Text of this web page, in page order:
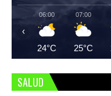
06:00
24°C
07:00
25°C
‹
SALUD